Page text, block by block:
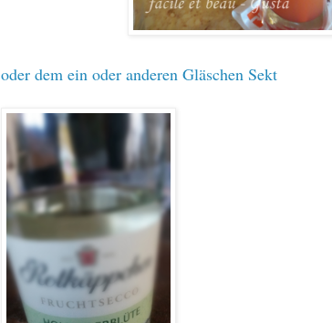
oder dem ein oder anderen Gläschen Sekt